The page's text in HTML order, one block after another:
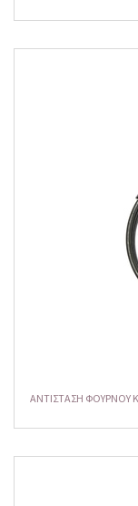
ΑΝΤΙΣΤΑΣΗ ΦΟΥΡΝΟΥ